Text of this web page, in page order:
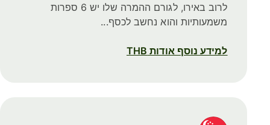
לרוב באירו, לגורם ההמרה שלו יש 6 ספרות
משמעותיות והוא נחשב לכסף...
למידע נוסף אודות THB